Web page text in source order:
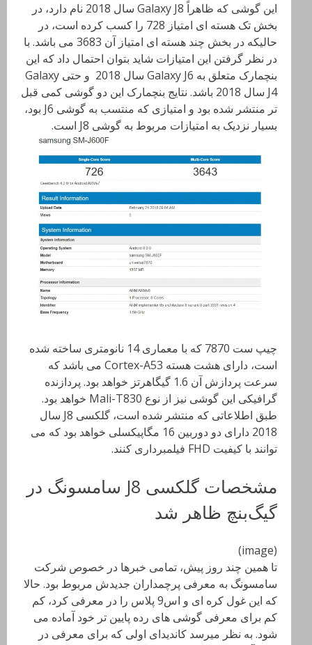
این گوشی که ظاهراً Galaxy J8 سال 2018 نام دارد، در
بخش تک هسته ای امتیاز 728 را کسب کرده است، در
حالیکه در بخش چند هسته ای امتیاز آن 3683 می باشد. با
در نظر گرفتن این امتیازات شاید بتوان احتمال داد که این
بنچمارک متعلق به Galaxy J6 سال 2018 و حتی Galaxy
J4 سال 2018 باشد. نتایج بنچمارک این دو گوشی کمی قبل
تر منتشر شده بود و امتیازی که منتسب به گوشی J6 بود،
بسیار نزدیک به امتیازات مربوط به گوشی J8 است.
چیپ ست 7870 که با معماری 14 نانومتری ساخته شده
است، دارای هشت هسته Cortex-A53 می باشد که
سرعت پردازش آن 1.6 گیگاهرتز خواهد بود. پردازنده
گرافیکی این گوشی نیز از نوع Mali-T830 خواهد بود.
طبق اطلاعاتی که منتشر شده است، گلکسی J8 سال
2018 دارای دو دوربین 16 مگاپیکسلی خواهد بود که می
توانند با کیفیت FHD فیلمبرداری کنند.
مشخصات گلکسی J8 سامسونگ در
گیگ‌بنچ ظاهر شد
(image)
تا همین چند روز پیش، تمامی خبرها در خصوص شرکت
سامسونگ به معرفی پرچمداران جدیدش مربوط بود. حالا
که این غول کره ای و اس9 پلاس را در معرفی کرد، کم
کم برای معرفی گوشی های رده پایین تر خود آماده می
شود. به نظر میرسد کاندیدای اولی که برای معرفی در